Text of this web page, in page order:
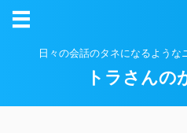
日々の会話のタネになるような
トラさんの